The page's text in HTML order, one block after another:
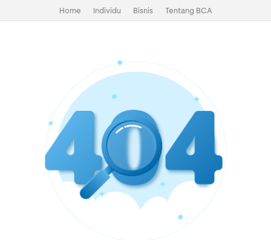
Home Individu Bisnis Tentang BCA